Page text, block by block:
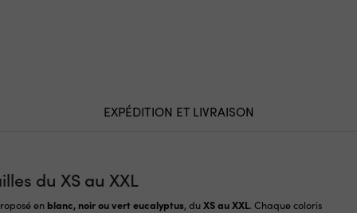
EXPÉDITION ET LIVRAISON
du XS au XXL
en blanc, noir ou vert eucalyptus, duXS au XXL. Chaque coloris